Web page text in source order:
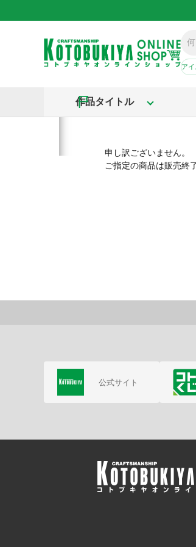
アイ
作品タイトル
申し訳ございません。
ご指定の商品は販売終
公式サイト